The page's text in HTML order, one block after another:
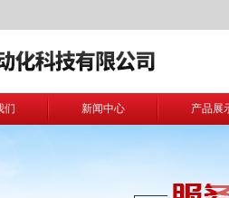
们 新闻中心 产品展